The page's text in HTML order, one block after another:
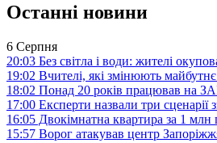
Останні новини
6 Серпня
20:03 Без світла і води: жителі
19:02 Вчителі, які змінюють
18:02 Понад 20 років працював на
17:00 Експерти назвали три
16:05 Двокімнатна квартира за 1
15:57 Ворог атакував центр